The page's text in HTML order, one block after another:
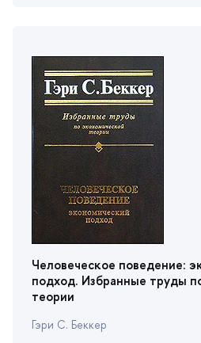
Человеческое поведение:
подход. Избранные труды
теории
Гэри С. Беккер